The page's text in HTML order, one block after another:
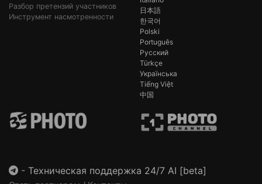
Разбор претензий участников
Инструмент насмотренности
日本語
한국어
Polski
Português
Русский
Türkçe
Українська
Tiếng Việt
中国
- Техническая поддержка 24/7 AI [beta]